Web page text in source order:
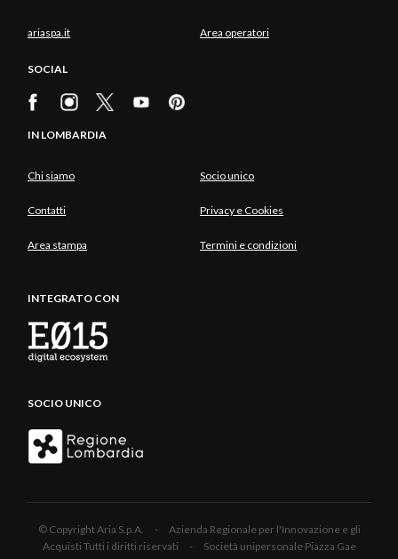
ariaspa.it Area operatori
SOCIAL
IN LOMBARDIA
Chi siamo Socio unico
Contatti Privacy e Cookies
Area stampa Termini e condizioni
INTEGRATO CON
SOCIO UNICO
© Copyright Aria S.p.A. - Azienda Regionale per l'Innovazione e gli
Acquisti Tutti i diritti riservati - Società unipersonale Piazza Gae